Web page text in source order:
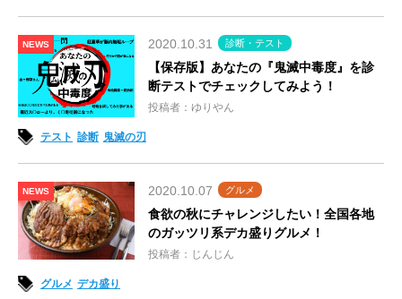
NEWS 2020.10.31 診断・テスト
【保存版】あなたの『鬼滅中毒度』を診
断テストでチェックしてみよう！
投稿者：ゆりやん
テスト 診断 鬼滅の刃
NEWS 2020.10.07 グルメ
食欲の秋にチャレンジしたい！全国各地
のガッツリ系デカ盛りグルメ！
投稿者：じんじん
グルメ デカ盛り